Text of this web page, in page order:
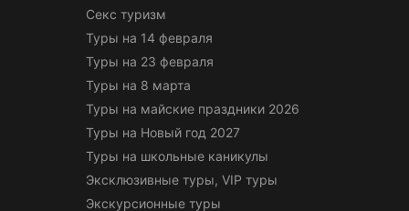
Секс туризм
Туры на 14 февраля
Туры на 23 февраля
Туры на 8 марта
Туры на майские праздники 2026
Туры на Новый год 2027
Туры на школьные каникулы
Эксклюзивные туры, VIP туры
Экскурсионные туры